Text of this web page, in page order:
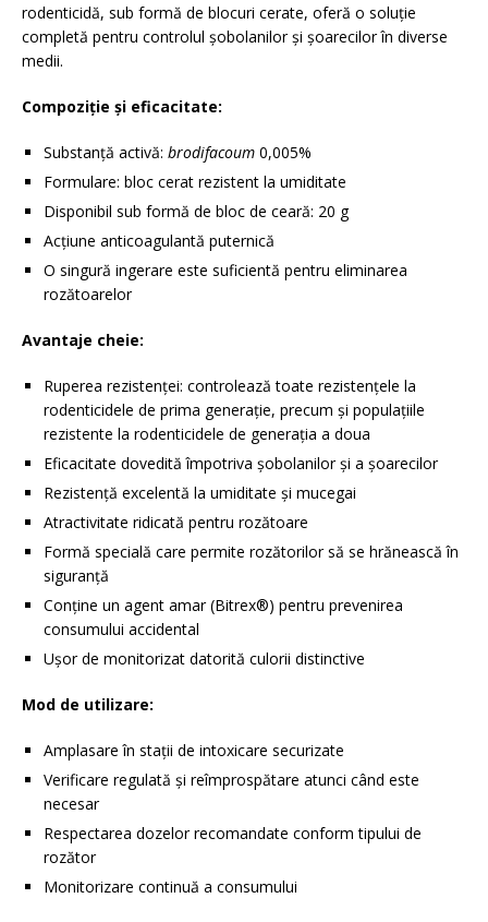
rodenticidă, sub formă de blocuri cerate, oferă o soluție
completă pentru controlul șobolanilor și șoarecilor în diverse
medii.
Compoziție și eficacitate:
Substanță activă: brodifacoum 0,005%
Formulare: bloc cerat rezistent la umiditate
Disponibil sub formă de bloc de ceară: 20 g
Acțiune anticoagulantă puternică
O singură ingerare este suficientă pentru eliminarea
rozătoarelor
Avantaje cheie:
Ruperea rezistenței: controlează toate rezistențele la
rodenticidele de prima generație, precum și populațiile
rezistente la rodenticidele de generația a doua
Eficacitate dovedită împotriva șobolanilor și a șoarecilor
Rezistență excelentă la umiditate și mucegai
Atractivitate ridicată pentru rozătoare
Formă specială care permite rozătorilor să se hrănească în
siguranță
Conține un agent amar (Bitrex®) pentru prevenirea
consumului accidental
Ușor de monitorizat datorită culorii distinctive
Mod de utilizare:
Amplasare în stații de intoxicare securizate
Verificare regulată și reîmprospătare atunci când este
necesar
Respectarea dozelor recomandate conform tipului de
rozător
Monitorizare continuă a consumului